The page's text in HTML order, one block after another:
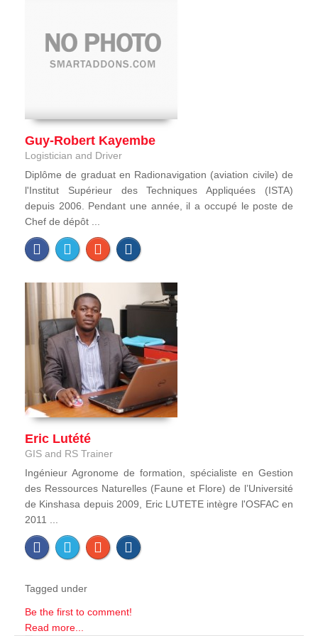
Guy-Robert Kayembe
Logistician and Driver
Diplôme de graduat en Radionavigation (aviation civile) de
l'Institut Supérieur des Techniques Appliquées (ISTA)
depuis 2006. Pendant une année, il a occupé le poste de
Chef de dépôt ...
Eric Lutété
GIS and RS Trainer
Ingénieur Agronome de formation, spécialiste en Gestion
des Ressources Naturelles (Faune et Flore) de l’Université
de Kinshasa depuis 2009, Eric LUTETE intègre l'OSFAC en
2011 ...
Tagged under
Be the first to comment!
Read more...